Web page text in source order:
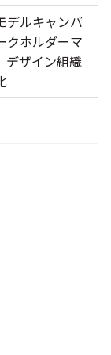
デルキャンバ
クホルダーマ
デザイン組織